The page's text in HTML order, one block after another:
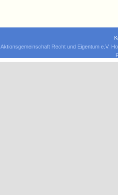
Aktionsgemeinschaft Recht und Eigentum e.V.